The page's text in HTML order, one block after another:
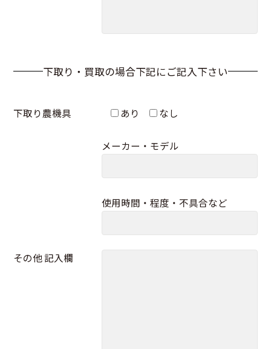
下取り・買取の場合下記にご記入下さい
下取り農機具 あり なし
メーカー・モデル
使用時間・程度・不具合など
その他 記入欄